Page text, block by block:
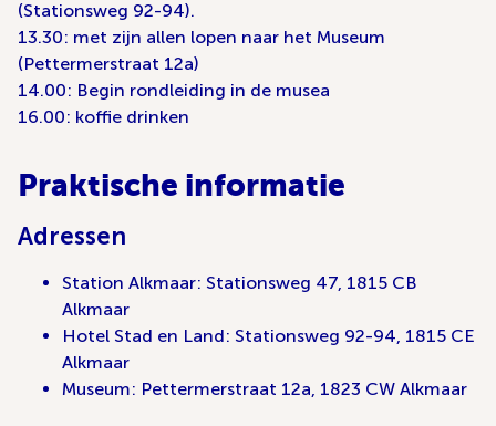
(Stationsweg 92-94).
13.30: met zijn allen lopen naar het Museum
(Pettermerstraat 12a)
14.00: Begin rondleiding in de musea
16.00: koffie drinken
Praktische informatie
Adressen
Station Alkmaar: Stationsweg 47, 1815 CB
Alkmaar
Hotel Stad en Land: Stationsweg 92-94, 1815 CE
Alkmaar
Museum: Pettermerstraat 12a, 1823 CW Alkmaar